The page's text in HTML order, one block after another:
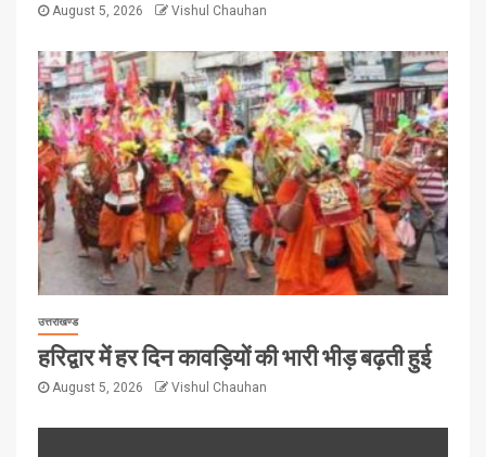
August 5, 2026 Vishul Chauhan
उत्तराखण्ड
हरिद्वार में हर दिन कावड़ियों की भारी भीड़ बढ़ती हुई
August 5, 2026 Vishul Chauhan